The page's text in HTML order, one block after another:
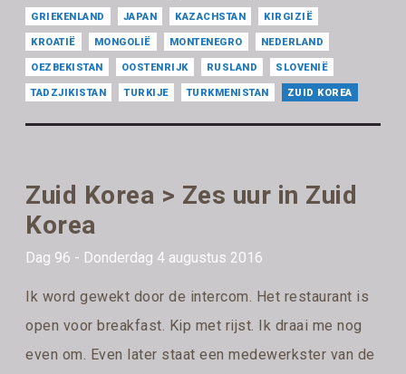
GRIEKENLAND JAPAN KAZACHSTAN KIRGIZIË
KROATIË MONGOLIË MONTENEGRO NEDERLAND
OEZBEKISTAN OOSTENRIJK RUSLAND SLOVENIË
TADZJIKISTAN TURKIJE TURKMENISTAN ZUID KOREA
Zuid Korea > Zes uur in Zuid
Korea
Dag 96 - Donderdag 4 augustus 2016
Ik word gewekt door de intercom. Het restaurant is
open voor breakfast. Kip met rijst. Ik draai me nog
even om. Even later staat een medewerkster van de